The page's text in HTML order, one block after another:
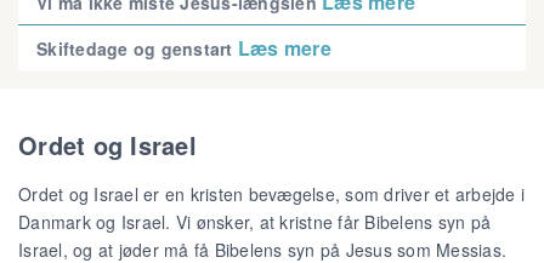
Skiftedage og genstart Læs mere
Ordet og Israel
Ordet og Israel er en kristen bevægelse, som driver et arbejde i
Danmark og Israel. Vi ønsker, at kristne får Bibelens syn på
Israel, og at jøder må få Bibelens syn på Jesus som Messias.